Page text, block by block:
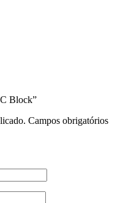
Block”
Campos obrigatórios